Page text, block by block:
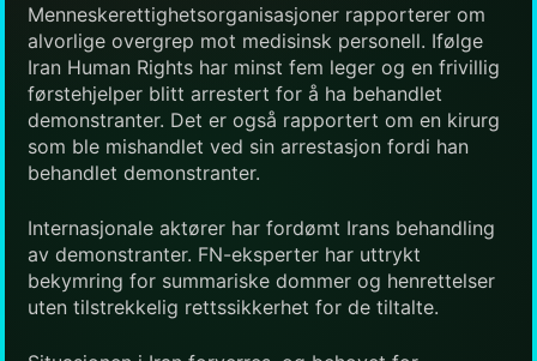
Menneskerettighetsorganisasjoner rapporterer om
alvorlige overgrep mot medisinsk personell. Ifølge
Iran Human Rights har minst fem leger og en frivillig
førstehjelper blitt arrestert for å ha behandlet
demonstranter. Det er også rapportert om en kirurg
som ble mishandlet ved sin arrestasjon fordi han
behandlet demonstranter.
Internasjonale aktører har fordømt Irans behandling
av demonstranter. FN-eksperter har uttrykt
bekymring for summariske dommer og henrettelser
uten tilstrekkelig rettssikkerhet for de tiltalte.